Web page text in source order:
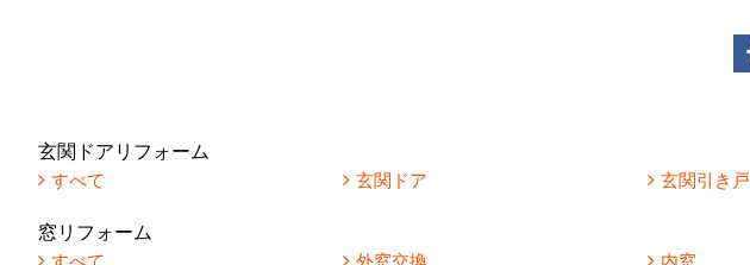
玄関ドアリフォーム
すべて
玄関ドア 玄関引き戸
窓リフォーム
すべて
外窓交換 内窓